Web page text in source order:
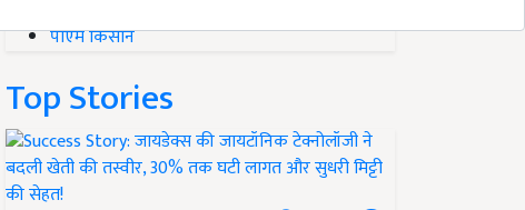
पीएम किसान
Top Stories